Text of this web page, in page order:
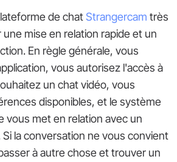
de chatStrangercam très
mise en relation rapide et un
En règle générale, vous
vous autorisez l'accès à
un chat vidéo, vous
disponibles, et le système
vous met en relation avec un
la conversation ne vous convient
à autre chose et trouver un